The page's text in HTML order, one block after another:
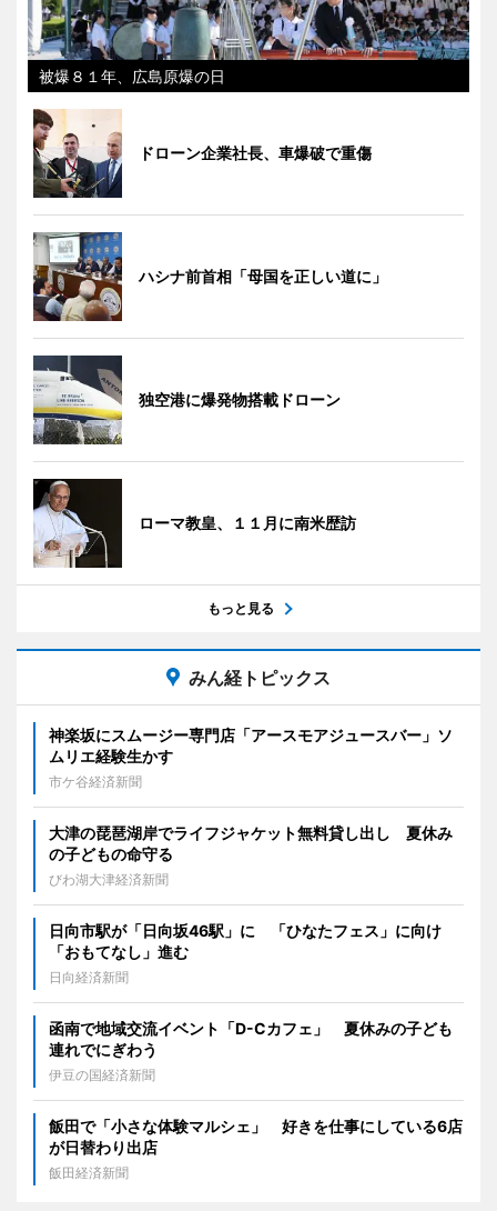
被爆８１年、広島原爆の日
ドローン企業社長、車爆破で重傷
ハシナ前首相「母国を正しい道に」
独空港に爆発物搭載ドローン
ローマ教皇、１１月に南米歴訪
もっと見る
みん経トピックス
神楽坂にスムージー専門店「アースモアジュースバー」ソ
ムリエ経験生かす
市ケ谷経済新聞
大津の琵琶湖岸でライフジャケット無料貸し出し 夏休み
の子どもの命守る
びわ湖大津経済新聞
日向市駅が「日向坂46駅」に 「ひなたフェス」に向け
「おもてなし」進む
日向経済新聞
函南で地域交流イベント「D-Cカフェ」 夏休みの子ども
連れでにぎわう
伊豆の国経済新聞
飯田で「小さな体験マルシェ」 好きを仕事にしている6店
が日替わり出店
飯田経済新聞